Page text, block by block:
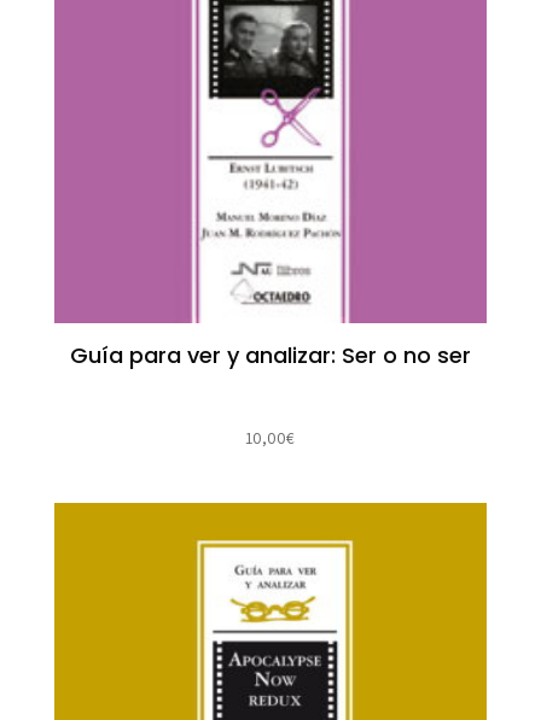
Guía para ver y analizar: Ser o no ser
10,00€